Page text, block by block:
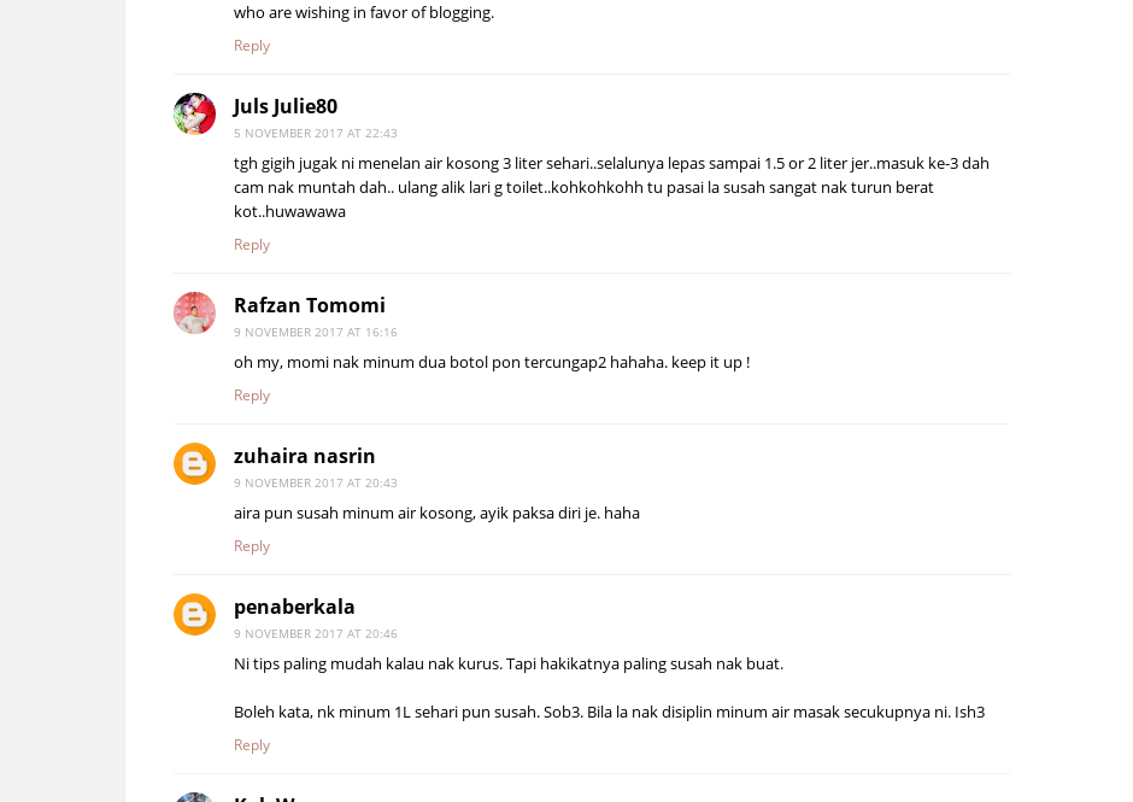
who are wishing in favor of blogging.
Reply
Juls Julie80
5 NOVEMBER 2017 AT 22:43
tgh gigih jugak ni menelan air kosong 3 liter sehari..selalunya lepas sampai 1.5 or 2 liter jer..masuk ke-3 dah
cam nak muntah dah.. ulang alik lari g toilet..kohkohkohh tu pasai la susah sangat nak turun berat
kot..huwawawa
Reply
Rafzan Tomomi
9 NOVEMBER 2017 AT 16:16
oh my, momi nak minum dua botol pon tercungap2 hahaha. keep it up !
Reply
zuhaira nasrin
9 NOVEMBER 2017 AT 20:43
aira pun susah minum air kosong, ayik paksa diri je. haha
Reply
penaberkala
9 NOVEMBER 2017 AT 20:46
Ni tips paling mudah kalau nak kurus. Tapi hakikatnya paling susah nak buat.
Boleh kata, nk minum 1L sehari pun susah. Sob3. Bila la nak disiplin minum air masak secukupnya ni. Ish3
Reply